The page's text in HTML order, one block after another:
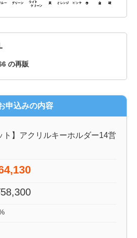
の再販
申込みの内容
ト】アクリルキーホルダー14営